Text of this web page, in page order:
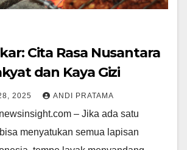
Cita Rasa Nusantara
dan Kaya Gizi
2025 ANDI PRATAMA
– Jika ada satu
menyatukan semua lapisan